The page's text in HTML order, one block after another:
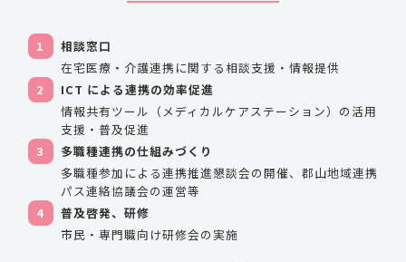
1
相談窓口
在宅医療・介護連携に関する相談支援・情報提供
2
ICT による連携の効率促進
情報共有ツール（メディカルケアステーション）の活用
支援・普及促進
3
多職種連携の仕組みづくり
多職種参加による連携推進懇談会の開催、郡山地域連携
パス連絡協議会の運営等
4
普及啓発、研修
市民・専門職向け研修会の実施